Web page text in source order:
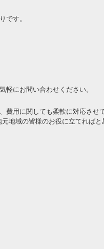
です。
軽にお問い合わせください。
費用に関しても柔軟に対応させ
元地域の皆様のお役に立てれば